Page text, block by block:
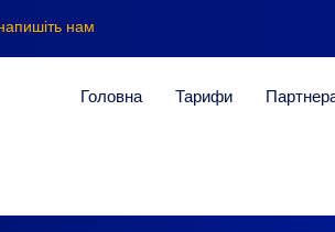
нам
Головна Тарифи